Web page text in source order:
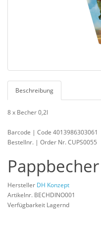
Beschreibung
8 x Becher 0,2l
Barcode | Code 4013986303061
Bestellnr. | Order Nr. CUPS0055
Hersteller DH Konzept
Artikelnr. BECHDINO001
Verfügbarkeit Lagernd